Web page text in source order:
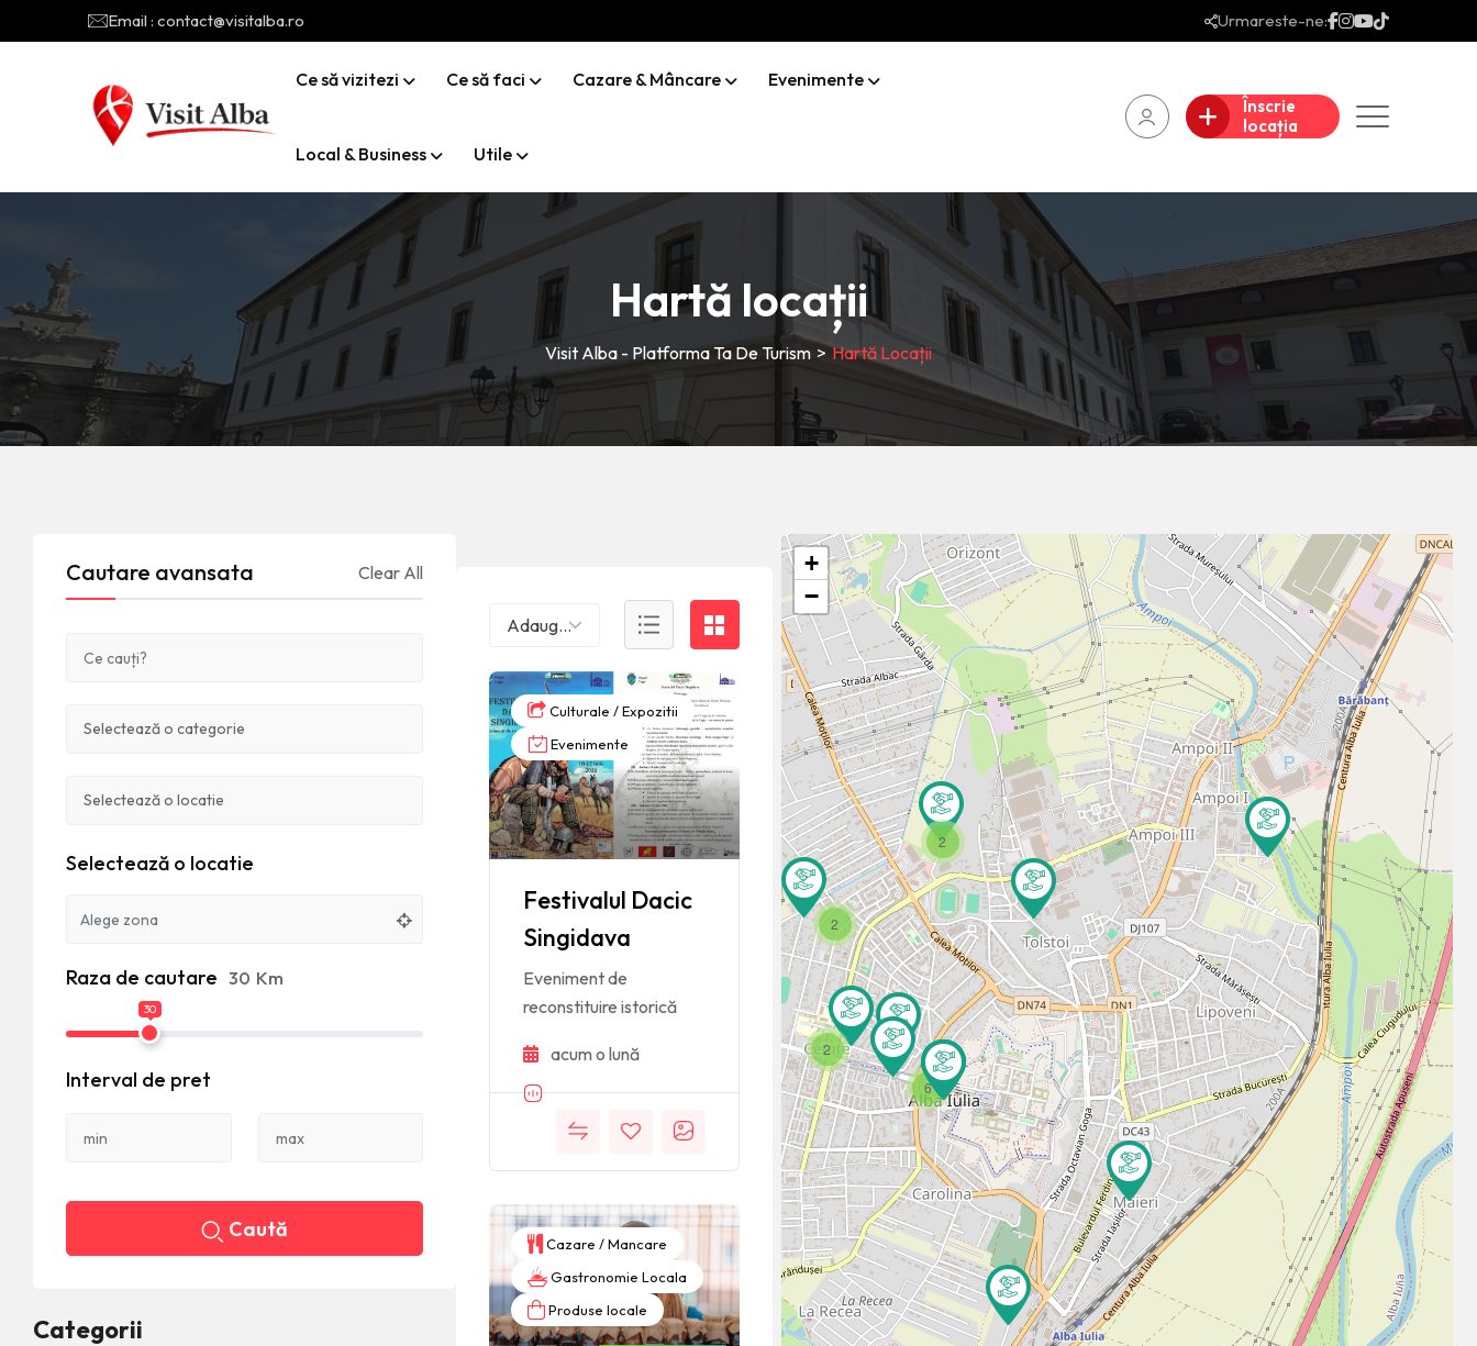
Email : contact@visitalba.ro Urmareste-ne:
Ce să vizitezi Ce să faci Cazare & Mâncare Evenimente
Local & Business Utile
Înscrie
locația
Hartă locații
Visit Alba - Platforma Ta De Turism >Hartă Locații
Cautare avansata Clear All
Selectează o locatie
Raza de cautare 30 Km
30
Interval de pret
Caută
Categorii
Adaugate recent ( ultimele )
Culturale / Expozitii
Evenimente
Festivalul Dacic
Singidava
Eveniment de
reconstituire istorică
acum o lună
Cazare / Mancare
Gastronomie Locala
Produse locale
2
2
2
6
+
−